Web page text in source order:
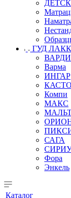
ГУД ЛАКК
Варма
ИНГАР
Компи
МАКС
САГА
Фора
Энкель
Каталог